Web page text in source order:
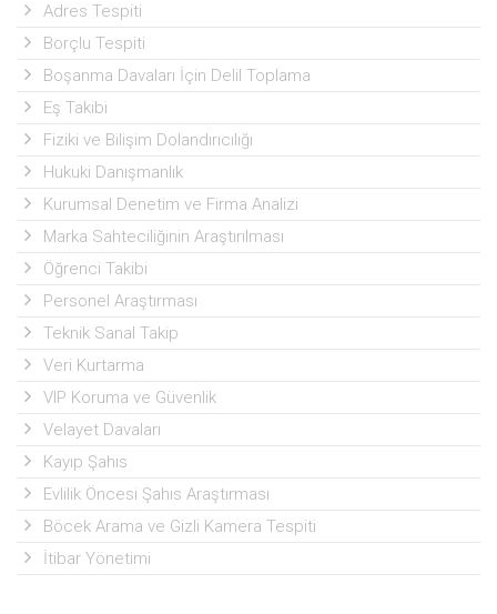
Adres Tespiti
Borçlu Tespiti
Boşanma Davaları İçin Delil Toplama
Eş Takibi
Fiziki ve Bilişim Dolandırıcılığı
Hukuki Danışmanlık
Kurumsal Denetim ve Firma Analizi
Marka Sahteciliğinin Araştırılması
Öğrenci Takibi
Personel Araştırması
Teknik Sanal Takip
Veri Kurtarma
VIP Koruma ve Güvenlik
Velayet Davaları
Kayıp Şahıs
Evlilik Öncesi Şahıs Araştırması
Böcek Arama ve Gizli Kamera Tespiti
İtibar Yönetimi